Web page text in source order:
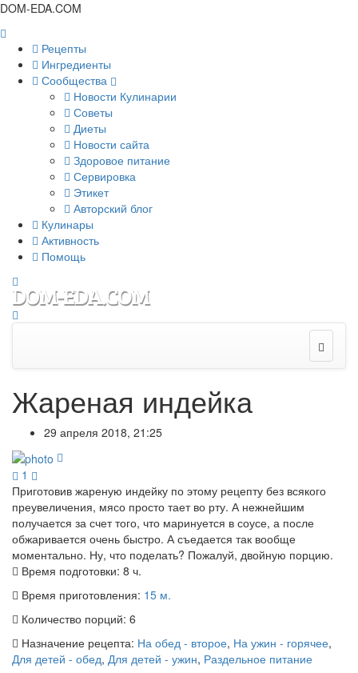
DOM-EDA.COM
Рецепты
Ингредиенты
Сообщества
Новости Кулинарии
Советы
Диеты
Новости сайта
Здоровое питание
Сервировка
Этикет
Авторский блог
Кулинары
Активность
Помощь
Жареная индейка
29 апреля 2018, 21:25
1
Приготовив жареную индейку по этому рецепту без всякого
преувеличения, мясо просто тает во рту. А нежнейшим
получается за счет того, что маринуется в соусе, а после
обжаривается очень быстро. А съедается так вообще
моментально. Ну, что поделать? Пожалуй, двойную порцию.
Время подготовки: 8 ч.
Время приготовления: 15 м.
Количество порций: 6
Назначение рецепта: На обед - второе, На ужин - горячее,
Для детей - обед, Для детей - ужин, Раздельное питание